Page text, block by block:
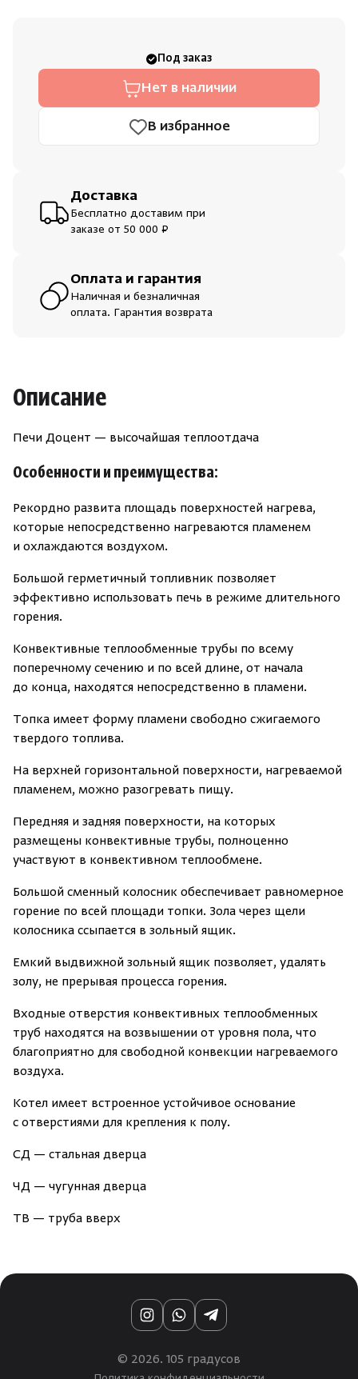
Пародушевые
Под заказ
Нет в наличии
В избранное
Доставка
Бесплатно доставим при
заказе от 50 000 ₽
Оплата и гарантия
Наличная и безналичная
оплата. Гарантия возврата
Описание
Печи Доцент — высочайшая теплоотдача
Особенности и преимущества:
Рекордно развита площадь поверхностей нагрева,
которые непосредственно нагреваются пламенем
и охлаждаются воздухом.
Большой герметичный топливник позволяет
эффективно использовать печь в режиме длительного
горения.
Конвективные теплообменные трубы по всему
поперечному сечению и по всей длине, от начала
до конца, находятся непосредственно в пламени.
Топка имеет форму пламени свободно сжигаемого
твердого топлива.
На верхней горизонтальной поверхности, нагреваемой
пламенем, можно разогревать пищу.
Передняя и задняя поверхности, на которых
размещены конвективные трубы, полноценно
участвуют в конвективном теплообмене.
Большой сменный колосник обеспечивает равномерное
горение по всей площади топки. Зола через щели
колосника ссыпается в зольный ящик.
Емкий выдвижной зольный ящик позволяет, удалять
золу, не прерывая процесса горения.
Входные отверстия конвективных теплообменных
труб находятся на возвышении от уровня пола, что
благоприятно для свободной конвекции нагреваемого
воздуха.
Котел имеет встроенное устойчивое основание
с отверстиями для крепления к полу.
СД — стальная дверца
ЧД — чугунная дверца
ТВ — труба вверх
InstagramWhatsAppTelegram
© 2026. 105 градусов
Нет аккаунта?Зарегистрироваться
Уже есть аккаунт?Войти